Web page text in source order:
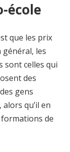
école
que les prix
général, les
sont celles qui
des
gens
qu’il en
de